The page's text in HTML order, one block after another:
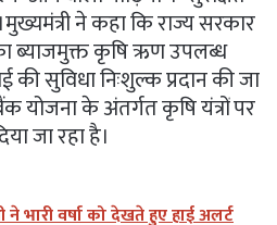
ने कहा कि राज्य सरकार
ब्याजमुक्त कृषि ऋण उपलब्ध
की सुविधा निःशुल्क प्रदान की जा
योजना के अंतर्गत कृषि यंत्रों पर
जा रहा है।
ने भारी वर्षा को देखते हुए हाई अलर्ट